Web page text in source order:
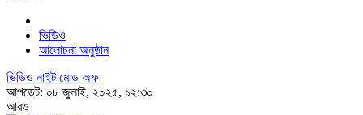
ভিডিও
আলোচনা অনুষ্ঠান
ভিডিও নাইট মোড অফ
আপডেট: ০৮ জুলাই, ২০২৫, ১২:৩০
আরও